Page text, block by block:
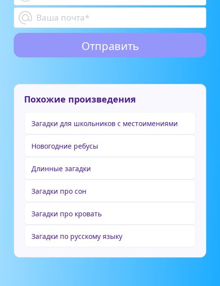
Похожие произведения
Загадки для школьников с местоимениями
Новогодние ребусы
Длинные загадки
Загадки про сон
Загадки про кровать
Загадки по русскому языку